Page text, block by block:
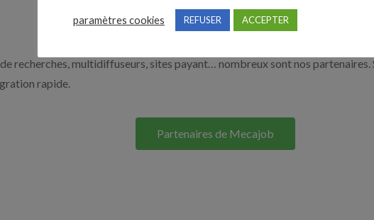
Nos solutions entreprises
recherches, multidiffuseurs, sites payant… nombreux sont nos partenaires.
rapide.
Partenaires de Mecajob
paramètres cookies REFUSER ACCEPTER